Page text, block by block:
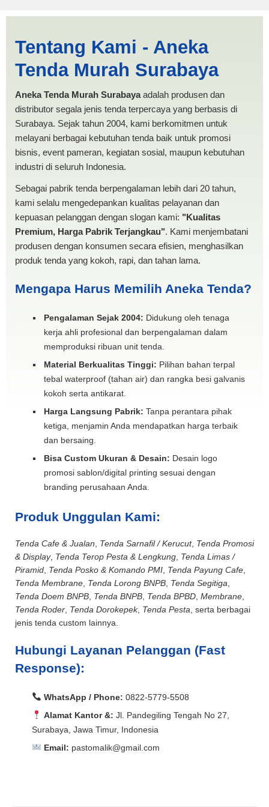
Cirebon | PRODUKSI ANEKA
TENDA MURAH
Tentang Kami - Aneka
Tenda Murah Surabaya
Aneka Tenda Murah Surabayaadalah produsen dan
distributor segala jenis tenda terpercaya yang berbasis di
Surabaya. Sejak tahun 2004, kami berkomitmen untuk
melayani berbagai kebutuhan tenda baik untuk promosi
bisnis, event pameran, kegiatan sosial, maupun kebutuhan
industri di seluruh Indonesia.
Sebagai pabrik tenda berpengalaman lebih dari 20 tahun,
kami selalu mengedepankan kualitas pelayanan dan
kepuasan pelanggan dengan slogan kami: "Kualitas
Premium, Harga Pabrik Terjangkau". Kami menjembatani
produsen dengan konsumen secara efisien, menghasilkan
produk tenda yang kokoh, rapi, dan tahan lama.
Mengapa Harus Memilih Aneka Tenda?
Pengalaman Sejak 2004: Didukung oleh tenaga
kerja ahli profesional dan berpengalaman dalam
memproduksi ribuan unit tenda.
Material Berkualitas Tinggi: Pilihan bahan terpal
tebal waterproof (tahan air) dan rangka besi galvanis
kokoh serta antikarat.
Harga Langsung Pabrik: Tanpa perantara pihak
ketiga, menjamin Anda mendapatkan harga terbaik
dan bersaing.
Bisa Custom Ukuran & Desain: Desain logo
promosi sablon/digital printing sesuai dengan
branding perusahaan Anda.
Produk Unggulan Kami:
Tenda Cafe & Jualan Tenda Sarnafil / Kerucut, Tenda Promosi
& Display, Tenda Terop Pesta & Lengkung Tenda Limas /
Piramid Tenda Posko & Komando PMI Tenda Payung Cafe
Tenda Membrane Tenda Lorong BNPB Tenda Segitiga
Tenda Doem BNPB Tenda BNPB Tenda BPBD Membrane
Tenda Roder Tenda Dorokepek, Tenda Pesta , serta berbagai
jenis tenda custom lainnya.
Hubungi Layanan Pelanggan (Fast
Response):
WhatsApp / Phone: 0822-5779-5508
Alamat Kantor &: Jl. Pandegiling Tengah No 27,
Surabaya, Jawa Timur, Indonesia
Email: pastomalik@gmail.com